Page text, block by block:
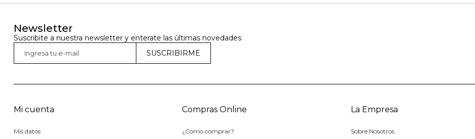
Newsletter
Suscribite a nuestra newsletter y enterate las últimas novedades
SUSCRIBIRME
Mi cuenta
Mis datos
Compras Online
¿Cómo comprar?
La Empresa
Sobre Nosotros